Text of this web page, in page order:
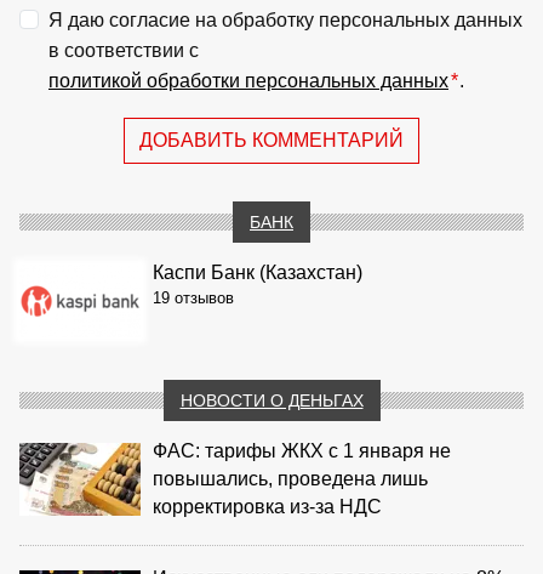
Я даю согласие на обработку персональных данных
в соответствии с
политикой обработки персональных данных*.
ДОБАВИТЬ КОММЕНТАРИЙ
БАНК
Каспи Банк (Казахстан)
19 отзывов
НОВОСТИ О ДЕНЬГАХ
ФАС: тарифы ЖКХ с 1 января не
повышались, проведена лишь
корректировка из‑за НДС